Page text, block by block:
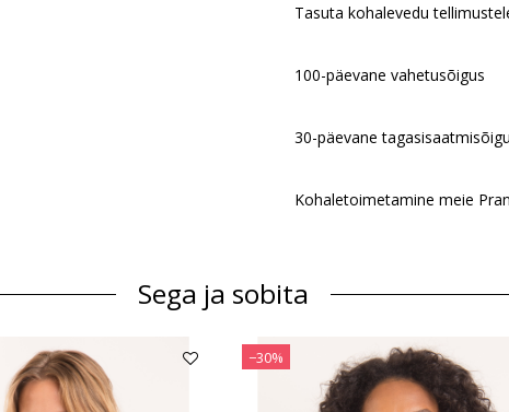
Tasuta kohalevedu
100-päevane vahetusõigus
30-päevane
Kohaletoimetamine meie
Sega ja sobita
−30%